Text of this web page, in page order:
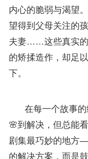
内心的脆弱与渴望
望得到父母关注的
夫妻……这些真实的
的矫揉造作，却足
下。
在每一个故事
🌸到解决，但总能
剧集最巧妙的地方
的解决方案，而是